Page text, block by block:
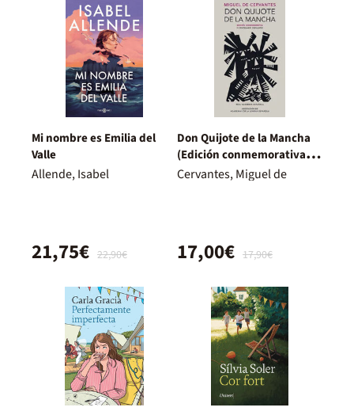
Mi nombre es Emilia del
Valle
Allende, Isabel
22,90€
21,75€
Don Quijote de la Mancha
(Edición conmemorativa de
la RAE y la ASALE)
Cervantes, Miguel de
17,90€
17,00€